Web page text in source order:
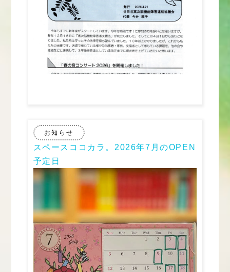
お知らせ
スペースココカラ。2026年7月のOPEN
予定日